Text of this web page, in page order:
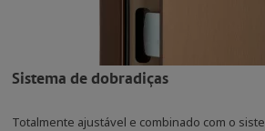
Sistema de dobradiças
Totalmente ajustável e combinado com o